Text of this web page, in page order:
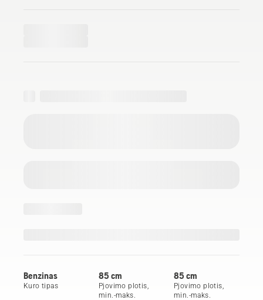
Benzinas
Kuro tipas
85 cm
Pjovimo plotis,
min.-maks.
85 cm
Pjovimo plotis,
min.-maks.